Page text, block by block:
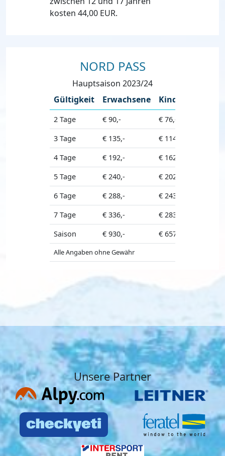
kosten 44,00 EUR.
NORD PASS
Hauptsaison 2023/24
Gültigkeit
Erwachsene Kinder
2 Tage € 90,-
€ 76,-
3 Tage
€ 135,-
€ 114,-
4 Tage
€ 192,-
€ 162,-
5 Tage
€ 240,-
€ 202,50
6 Tage
€ 288,-
€ 243,-
7 Tage
€ 336,-
€ 283,50
Saison
€ 930,- € 657,-
Alle Angaben ohne Gewähr
Unsere Partner